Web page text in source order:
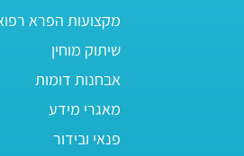
מקצועות הפרא
שיתוק מוחין
אבחנות דומות
מאגרי מידע
פנאי ובידור